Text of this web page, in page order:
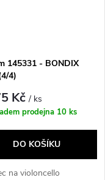
145331 - BONDIX
4)
Kč/ ks
prodejna 10 ks
DO KOŠÍKU
na violoncello